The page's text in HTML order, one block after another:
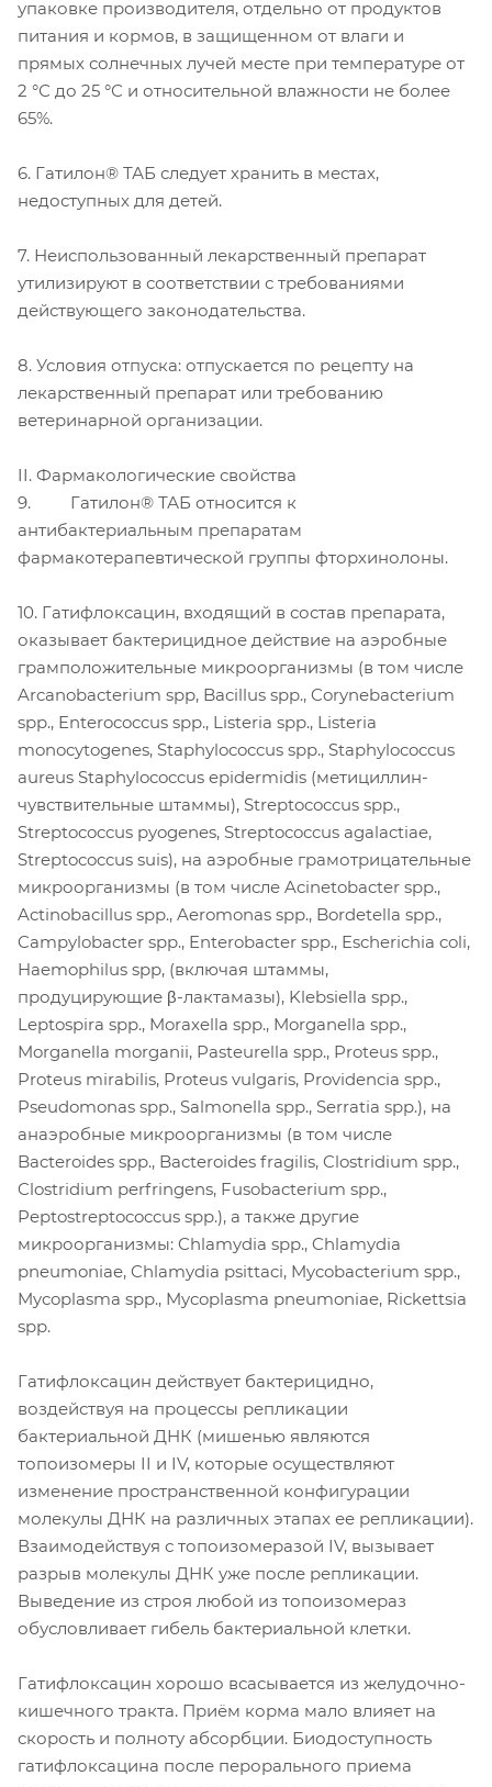
упаковке производителя, отдельно от продуктов
питания и кормов, в защищенном от влаги и
прямых солнечных лучей месте при температуре от
2 °С до 25 °С и относительной влажности не более
65%.
6. Гатилон® ТАБ следует хранить в местах,
недоступных для детей.
7. Неиспользованный лекарственный препарат
утилизируют в соответствии с требованиями
действующего законодательства.
8. Условия отпуска: отпускается по рецепту на
лекарственный препарат или требованию
ветеринарной организации.
II. Фармакологические свойства
9. Гатилон® ТАБ относится к
антибактериальным препаратам
фармакотерапевтической группы фторхинолоны.
10. Гатифлоксацин, входящий в состав препарата,
оказывает бактерицидное действие на аэробные
грамположительные микроорганизмы (в том числе
Arcanobacterium spp, Bacillus spp., Corynebacterium
spp., Enterococcus spp., Listeria spp., Listeria
monocytogenes, Staphylococcus spp., Staphylococcus
aureus Staphylococcus epidermidis (метициллин-
чувствительные штаммы), Streptococcus spp.,
Streptococcus pyogenes, Streptococcus agalactiae,
Streptococcus suis), на аэробные грамотрицательные
микроорганизмы (в том числе Acinetobacter spp.,
Actinobacillus spp., Aeromonas spp., Bordetella spp.,
Campylobacter spp., Enterobacter spp., Escherichia coli,
Haemophilus spp, (включая штаммы,
продуцирующие β-лактамазы), Klebsiella spp.,
Leptospira spp., Moraxella spp., Morganella spp.,
Morganella morganii, Pasteurella spp., Proteus spp.,
Proteus mirabilis, Proteus vulgaris, Providencia spp.,
Pseudomonas spp., Salmonella spp., Serratia spp.), на
анаэробные микроорганизмы (в том числе
Bacteroides spp., Bacteroides fragilis, Clostridium spp.,
Clostridium perfringens, Fusobacterium spp.,
Peptostreptococcus spp.), а также другие
микроорганизмы: Chlamydia spp., Chlamydia
pneumoniae, Chlamydia psittaci, Mycobacterium spp.,
Mycoplasma spp., Mycoplasma pneumoniae, Rickettsia
spp.
Гатифлоксацин действует бактерицидно,
воздействуя на процессы репликации
бактериальной ДНК (мишенью являются
топоизомеры II и IV, которые осуществляют
изменение пространственной конфигурации
молекулы ДНК на различных этапах ее репликации).
Взаимодействуя с топоизомеразой IV, вызывает
разрыв молекулы ДНК уже после репликации.
Выведение из строя любой из топоизомераз
обусловливает гибель бактериальной клетки.
Гатифлоксацин хорошо всасывается из желудочно-
кишечного тракта. Приём корма мало влияет на
скорость и полноту абсорбции. Биодоступность
гатифлоксацина после перорального приема